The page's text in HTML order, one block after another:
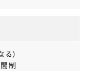
）
制